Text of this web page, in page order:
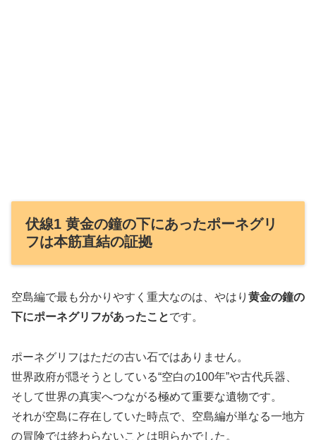
伏線1 黄金の鐘の下にあったポーネグリ
フは本筋直結の証拠
空島編で最も分かりやすく重大なのは、やはり 黄金の鐘の
下にポーネグリフがあったことです。
ポーネグリフはただの古い石ではありません。
世界政府が隠そうとしている“空白の100年”や古代兵器、
そして世界の真実へつながる極めて重要な遺物です。
それが空島に存在していた時点で、空島編が単なる一地方
の冒険では終わらないことは明らかでした。